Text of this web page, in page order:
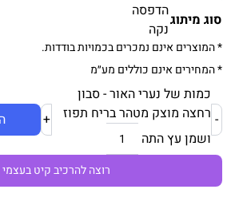
סוג מיתוגהדפסה
נקה
* המוצרים אינם נמכרים בכמויות בודדות.
* המחירים אינם כוללים מע״מ
-
כמות של נערי האור - סבון
רחצה מוצק מטהר בריח תפוז
ושמן עץ התה
+
רוצה להרכיב קיט בעצמי